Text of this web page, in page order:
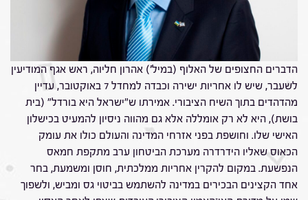
הדברים החצופים של האלוף (במיל') אהרון חליוה, ראש אגף המודיעין
לשעבר, שיש לו אחריות ישירה וכבדה למחדל 7 באוקטובר, עדיין
מהדהדים בתוך השיח הציבורי. אמירתו ש"ישראל היא בורדל" (בית
בושת), היא לא רק אומללה אלא גם מהווה ניסיון להמעיט בכישלון
האישי שלו. וחושפת בפני אזרחי המדינה והעולם כולו את עומק
הכאוס שאליו הידרדרה מערכת הביטחון ערב מתקפת חמאס
הנפשעת. במקום להקרין אחריות ממלכתית, חוסן ומשמעת, בחר
אחד הקצינים הבכירים במדינה להשתמש בביטוי גס ומביש, ולשפוך